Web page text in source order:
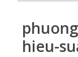
hieu-